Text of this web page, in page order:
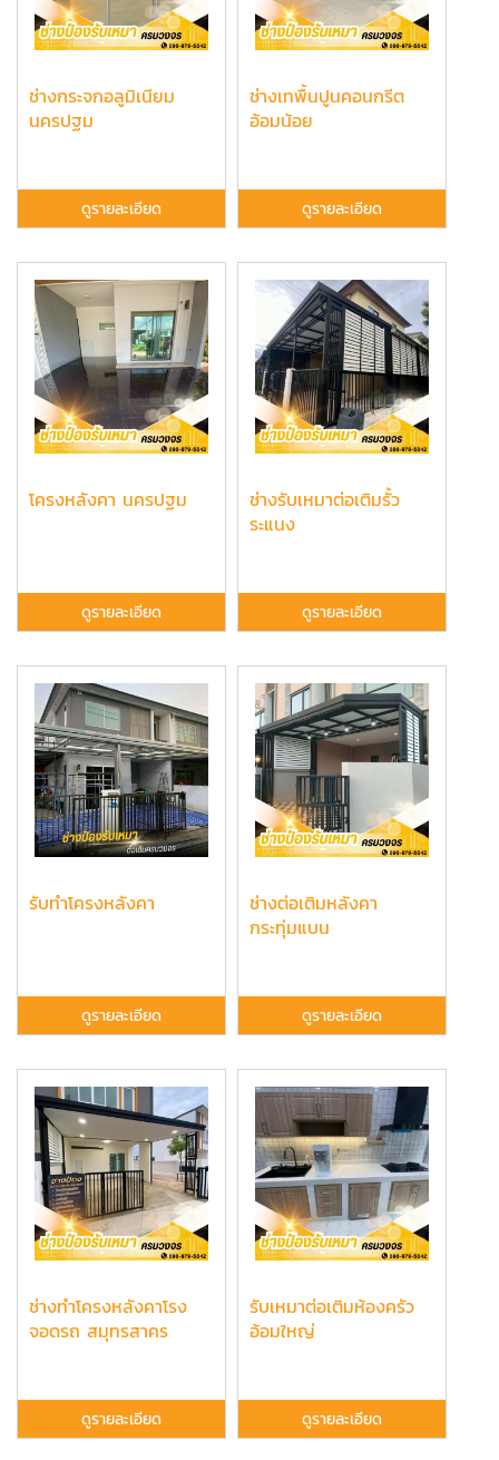
ช่างกระจกอลูมิเนียม
นครปฐม
ดูรายละเอียด
ช่างเทพื้นปูนคอนกรีต
อ้อมน้อย
ดูรายละเอียด
โครงหลังคา นครปฐม
ดูรายละเอียด
ช่างรับเหมาต่อเติมรั้ว
ระแนง
ดูรายละเอียด
รับทำโครงหลังคา
ดูรายละเอียด
ช่างต่อเติมหลังคา
กระทุ่มแบน
ดูรายละเอียด
ช่างทำโครงหลังคาโรง
จอดรถ สมุทรสาคร
ดูรายละเอียด
รับเหมาต่อเติมห้องครัว
อ้อมใหญ่
ดูรายละเอียด